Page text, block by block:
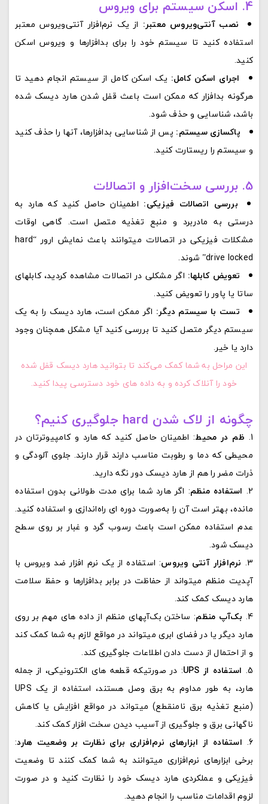
4. اسکن سیستم برای ویروس
نصب آنتی‌ویروس معتبر: از یک نرم‌افزار آنتی‌ویروس معتبر
استفاده کنید تا سیستم خود را برای بدافزارها و ویروس‌ اسکن
کنید.
اجرای اسکن کامل: یک اسکن کامل از سیستم انجام دهید تا
هرگونه بدافزار که ممکن است باعث قفل شدن هارد دیسک شده
باشد، شناسایی و حذف شود.
پاکسازی سیستم: پس از شناسایی بدافزارها، آنها را حذف کنید
و سیستم را ریستارت کنید.
5. بررسی سخت‌افزار و اتصالات
بررسی اتصالات فیزیکی: اطمینان حاصل کنید که هارد به
درستی به مادربرد و منبع تغذیه متصل است. گاهی اوقات
مشکلات فیزیکی در اتصالات میتوانند باعث نمایش ارور “hard
drive locked” شوند.
تعویض کابلها: اگر مشکلی در اتصالات مشاهده کردید، کابلهای
ساتا یا پاور را تعویض کنید.
تست با سیستم دیگر: اگر ممکن است، هارد دیسک را به یک
سیستم دیگر متصل کنید تا بررسی کنید آیا مشکل همچنان وجود
دارد یا خیر.
این مراحل به شما کمک می‌کند تا بتوانید هارد دیسک قفل شده
خود را آنلاک کرده و به داده‌ های خود دسترسی پیدا کنید.
چگونه از لاک شدن hard جلوگیری کنیم؟
ظم در محیط: اطمینان حاصل کنید که هارد و کامپیوترتان در
محیطی که دما و رطوبت مناسب دارند قرار دارند. جلوی آلودگی و
ذرات مضر را هم از هارد دیسک دور نگه دارید.
استفاده منظم: اگر هارد شما برای مدت طولانی بدون استفاده
مانده، بهتر است آن را به‌صورت دوره‌ ای راه‌اندازی و استفاده کنید.
عدم استفاده ممکن است باعث رسوب گرد و غبار بر روی سطح
دیسک شود.
نرم‌افزار آنتی ویروس: استفاده از یک نرم‌ افزار ضد ویروس با
آپدیت منظم میتواند از حفاظت در برابر بدافزارها و حفظ سلامت
هارد دیسک کمک کند.
بک‌آپ منظم: ساختن بک‌آپهای منظم از داده‌ های مهم بر روی
هارد دیگر یا در فضای ابری میتواند در مواقع لازم به شما کمک کند
و از احتمال از دست دادن اطلاعات جلوگیری کند.
استفاده از UPS
: در صورتیکه قطعه‌ های الکترونیکی، از جمله
هارد، به طور مداوم به برق وصل هستند، استفاده از یک UPS
(منبع تغذیه برق نامنقطع) میتواند در مواقع افزایش یا کاهش
ناگهانی برق و جلوگیری از آسیب دیدن سخت افزار کمک کند.
استفاده از ابزارهای نرم‌افزاری برای نظارت بر وضعیت هارد:
برخی ابزارهای نرم‌افزاری میتوانند به شما کمک کنند تا وضعیت
فیزیکی و عملکردی هارد دیسک خود را نظارت کنید و در صورت
لزوم اقدامات مناسب را انجام دهید.